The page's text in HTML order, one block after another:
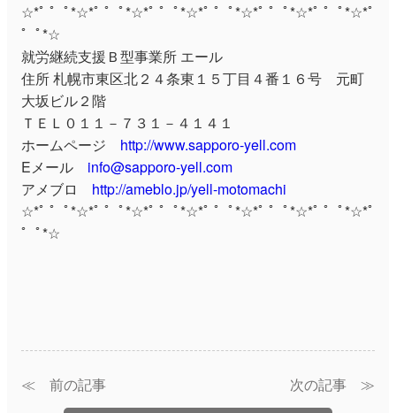
☆*ﾟ ゜ﾟ*☆*ﾟ ゜ﾟ*☆*ﾟ ゜ﾟ*☆*ﾟ ゜ﾟ*☆*ﾟ ゜ﾟ*☆*ﾟ ゜ﾟ*☆*ﾟ
゜ﾟ*☆
就労継続支援Ｂ型事業所 エール
住所 札幌市東区北２４条東１５丁目４番１６号 元町
大坂ビル２階
ＴＥＬ０１１－７３１－４１４１
ホームページ http://www.sapporo-yell.com
Eメール info@sapporo-yell.com
アメブロ http://ameblo.jp/yell-motomachi
☆*ﾟ ゜ﾟ*☆*ﾟ ゜ﾟ*☆*ﾟ ゜ﾟ*☆*ﾟ ゜ﾟ*☆*ﾟ ゜ﾟ*☆*ﾟ ゜ﾟ*☆*ﾟ
゜ﾟ*☆
≪ 前の記事 次の記事 ≫